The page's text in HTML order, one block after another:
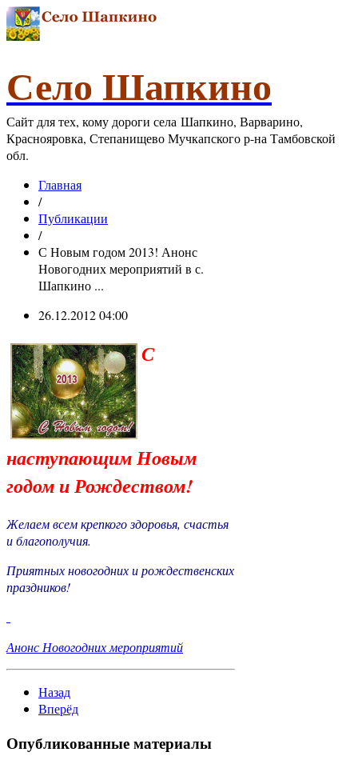
Село Шапкино
Сайт для тех, кому дороги села Шапкино, Варварино,
Краснояровка, Степанищево Мучкапского р-на Тамбовской
обл.
Главная
/
Публикации
/
С Новым годом 2013! Анонс
Новогодних мероприятий в с.
Шапкино ...
26.12.2012 04:00
С
наступающим Новым
годом и Рождеством!
Желаем всем крепкого здоровья, счастья
и благополучия.
Приятных новогодних и рождественских
праздников!
Анонс Новогодних мероприятий
Назад
Вперёд
Опубликованные материалы